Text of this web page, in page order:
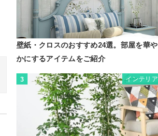
壁紙・クロスのおすすめ24選。部屋を華や
かにするアイテムをご紹介
3 インテリア